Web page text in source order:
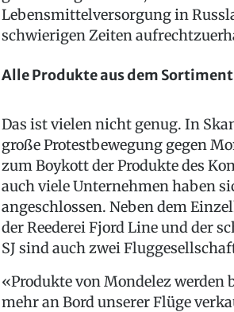
Lebensmittelversorgung in
schwierigen Zeiten
Alle Produkte aus dem Sortiment
Das ist vielen nicht genug. In
große Protestbewegung gegen
zum Boykott der Produkte des
auch viele Unternehmen haben
angeschlossen. Neben dem
der Reederei Fjord Line und der
SJ sind auch zwei
«Produkte von Mondelez werden
mehr an Bord unserer Flüge